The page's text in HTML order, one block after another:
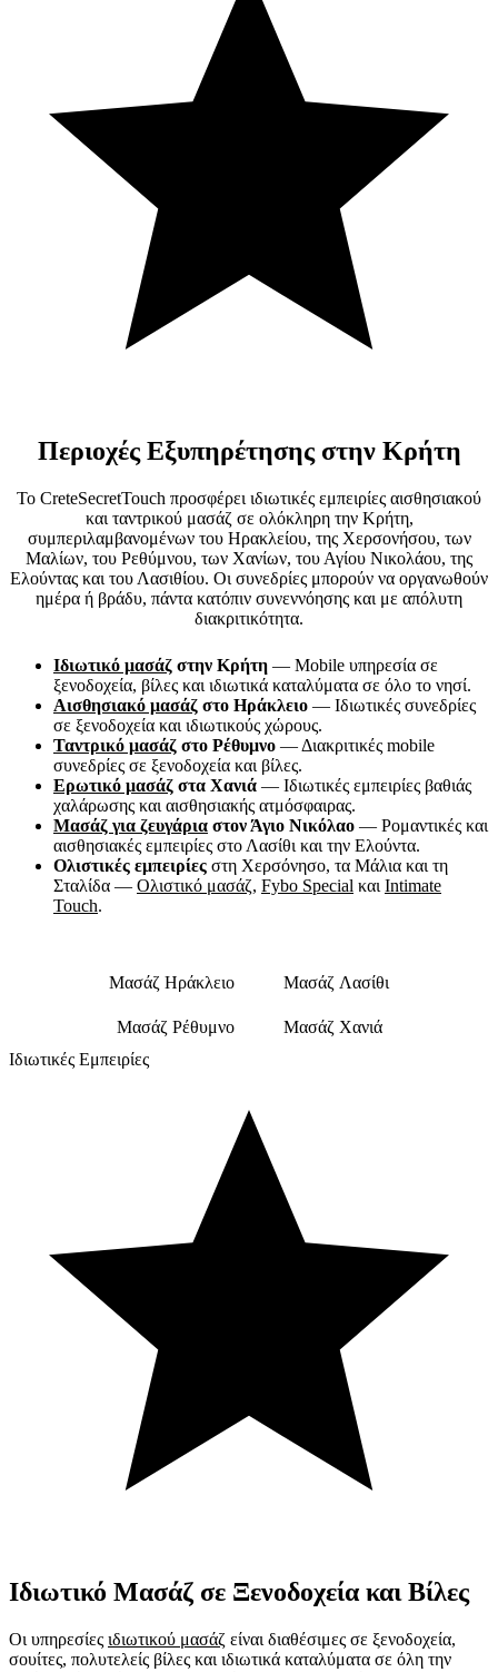
Περιοχές Εξυπηρέτησης στην Κρήτη
Το CreteSecretTouch προσφέρει ιδιωτικές εμπειρίες αισθησιακού
και ταντρικού μασάζ σε ολόκληρη την Κρήτη,
συμπεριλαμβανομένων του Ηρακλείου, της Χερσονήσου, των
Μαλίων, του Ρεθύμνου, των Χανίων, του Αγίου Νικολάου, της
Ελούντας και του Λασιθίου. Οι συνεδρίες μπορούν να οργανωθούν
ημέρα ή βράδυ, πάντα κατόπιν συνεννόησης και με απόλυτη
διακριτικότητα.
Ιδιωτικό μασάζ στην Κρήτη — Mobile υπηρεσία σε
ξενοδοχεία, βίλες και ιδιωτικά καταλύματα σε όλο το νησί.
Αισθησιακό μασάζ στο Ηράκλειο — Ιδιωτικές συνεδρίες
σε ξενοδοχεία και ιδιωτικούς χώρους.
Ταντρικό μασάζ στο Ρέθυμνο — Διακριτικές mobile
συνεδρίες σε ξενοδοχεία και βίλες.
Ερωτικό μασάζ στα Χανιά — Ιδιωτικές εμπειρίες βαθιάς
χαλάρωσης και αισθησιακής ατμόσφαιρας.
Μασάζ για ζευγάρια στον Άγιο Νικόλαο — Ρομαντικές και
αισθησιακές εμπειρίες στο Λασίθι και την Ελούντα.
Ολιστικές εμπειρίες στη Χερσόνησο, τα Μάλια και τη
Σταλίδα — Ολιστικό μασάζ, Fybo Special και Intimate
Touch.
Μασάζ Ηράκλειο
Μασάζ Λασίθι
Μασάζ Ρέθυμνο
Μασάζ Χανιά
Ιδιωτικές Εμπειρίες
Ιδιωτικό Μασάζ σε Ξενοδοχείακαι Βίλες
Οι υπηρεσίες ιδιωτικού μασάζ είναι διαθέσιμες σε ξενοδοχεία,
σουίτες, πολυτελείς βίλες και ιδιωτικά καταλύματα σε όλη την